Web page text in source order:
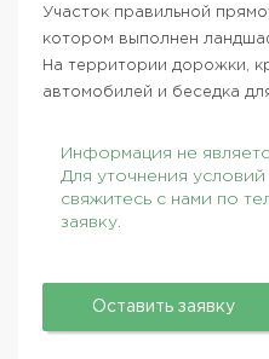
Участок правильной
котором выполнен
На территории дорожки,
автомобилей и беседка
Информация не
Для уточнения
свяжитесь с нами по
заявку.
Оставить заявку